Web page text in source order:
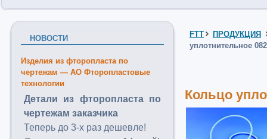
НОВОСТИ
Изделия из фторопласта по
чертежам — АО Фторопластовые
технологии
Детали из фторопласта по
чертежам заказчика
Теперь до 3-х раз дешевле!
FTT
ПРОДУКЦИЯ
уплотнительное
Кольцо